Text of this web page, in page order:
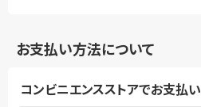
お支払い方法について
コンビニエンスストアでお支払い